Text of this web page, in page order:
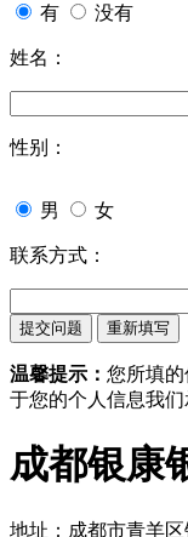
有 没有
姓名：
性别：
男 女
联系方式：
温馨提示： 您所填
于您的个人信息我们
成都银康
地址：成都市青羊